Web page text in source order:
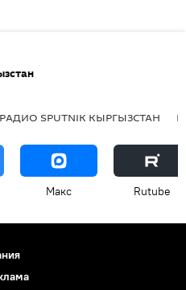
РАДИО SPUTNIK КЫРГЫЗСТАН
Макс Rutube